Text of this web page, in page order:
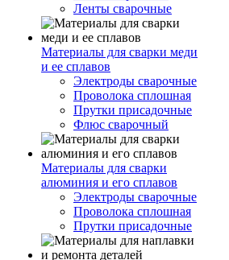
Ленты сварочные
Материалы для сварки меди
и ее сплавов
Электроды сварочные
Проволока сплошная
Прутки присадочные
Флюс сварочный
Материалы для сварки
алюминия и его сплавов
Электроды сварочные
Проволока сплошная
Прутки присадочные